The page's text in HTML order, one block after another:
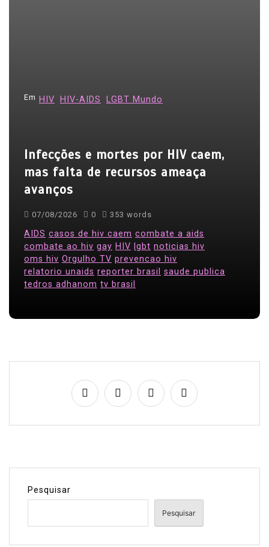
Em HIV HIV-AIDS LGBT Mundo
Infecções e mortes por HIV caem,
mas falta de recursos ameaça
avanços
07/08/2026 0 353 words
AIDS casos de hiv caem combate a aids
combate ao hiv gay HIV lgbt noticias hiv
oms hiv Orgulho TV prevencao hiv
relatorio unaids reporter brasil
saude publica
tedros adhanom tv brasil
Pesquisar
Pesquisar